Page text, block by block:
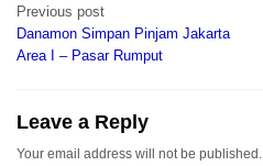
Post
navigation
Previous post
Danamon Simpan Pinjam Jakarta
Area I – Pasar Rumput
Leave a Reply
Your email address will not be published.